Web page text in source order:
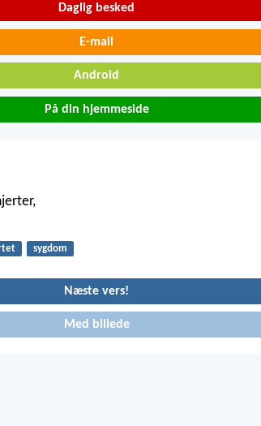
Daglig besked
E-mail
Android
På din hjemmeside
sygdom
Næste vers!
Med billede